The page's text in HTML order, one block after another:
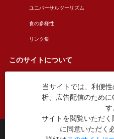
ユニバーサルツーリズム
食の多様性
リンク集
このサイトについて
このサイトについて
お問い合わせ
台東区役
当サイトでは、利便
析、広告配信のため
す
サイトを閲覧いただ
に同意いただく